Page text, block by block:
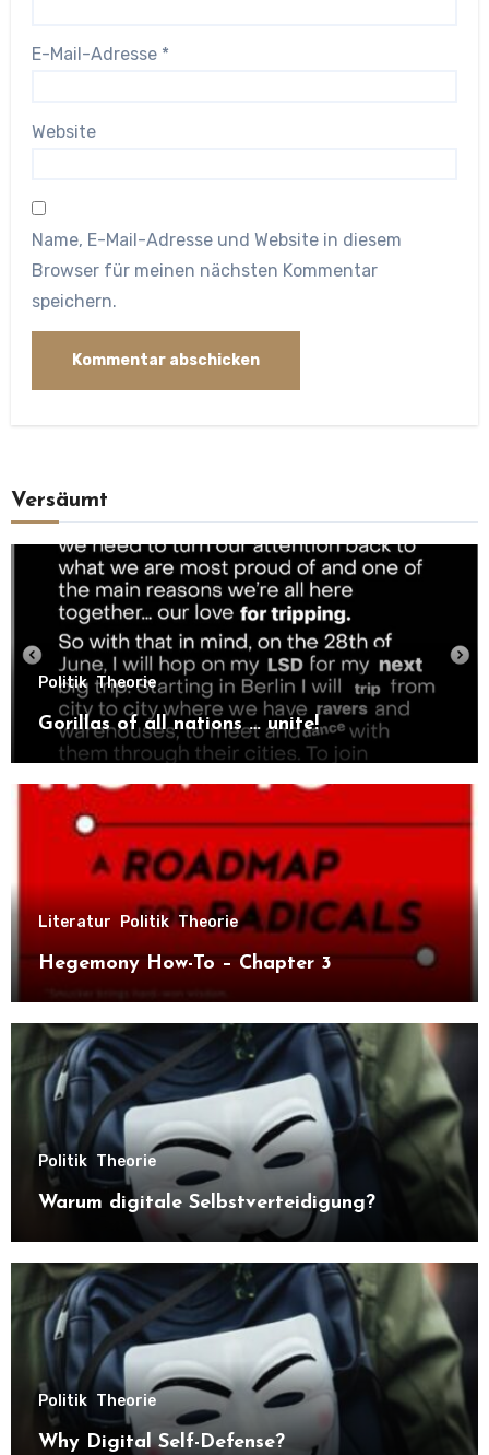
E-Mail-Adresse *
Website
Name, E-Mail-Adresse und Website in diesem
Browser für meinen nächsten Kommentar
speichern.
Versäumt
Politik Theorie
Gorillas of all nations … unite!
Literatur Politik Theorie
Hegemony How-To – Chapter 3
Politik Theorie
Warum digitale Selbstverteidigung?
Politik Theorie
Why Digital Self-Defense?